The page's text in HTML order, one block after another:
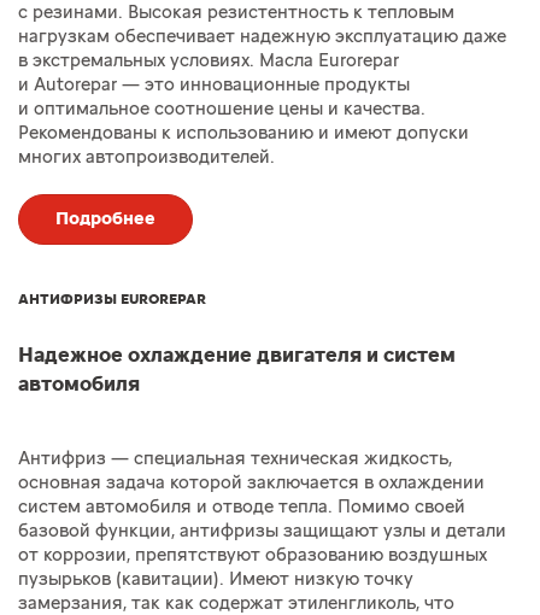
с резинами. Высокая резистентность к тепловым
нагрузкам обеспечивает надежную эксплуатацию даже
в экстремальных условиях. Масла Eurorepar
и Autorepar — это инновационные продукты
и оптимальное соотношение цены и качества.
Рекомендованы к использованию и имеют допуски
многих автопроизводителей.
Подробнее
АНТИФРИЗЫ EUROREPAR
Надежное охлаждение двигателя и систем
автомобиля
Антифриз — специальная техническая жидкость,
основная задача которой заключается в охлаждении
систем автомобиля и отводе тепла. Помимо своей
базовой функции, антифризы защищают узлы и детали
от коррозии, препятствуют образованию воздушных
пузырьков (кавитации). Имеют низкую точку
замерзания, так как содержат этиленгликоль, что